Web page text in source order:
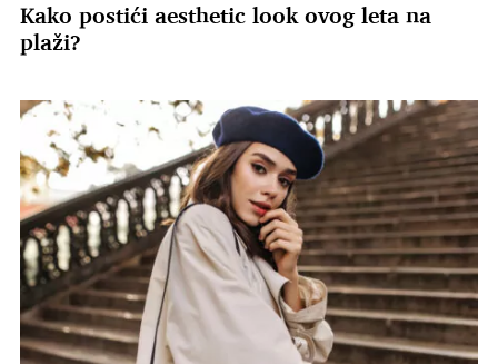
Kako postići aesthetic look ovog leta na
plaži?